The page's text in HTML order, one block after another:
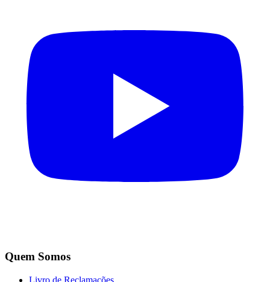
Quem Somos
Livro de Reclamações